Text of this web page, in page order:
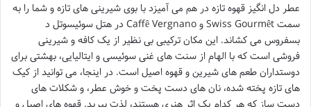
عطر دل انگیز قهوه تازه در هم می آمیزد با بوی شیرینی های تازه و شما را به
سمت Swiss Gourmêt و Caffê Vergnano در هتل سوئیسوتل د
بسفروس می کشاند. این مکان ترکیبی بی نظیر از یک کافه و شیرینی
فروشی است که با الهام از سنت های غنی سوئیسی و ایتالیایی، بهشتی برای
دوستداران طعم های شیرین و قهوه اصیل است. در اینجا، می توانید از کیک
های تازه پخته شده، نان های دست پخت و خوش عطر، و شکلات های